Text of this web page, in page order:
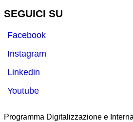
SEGUICI SU
Facebook
Instagram
Linkedin
Youtube
Programma Digitalizzazione e